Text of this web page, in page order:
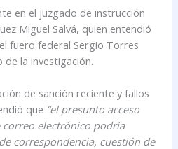
en el juzgado de instrucción
Miguel Salvá, quien entendió
fuero federal Sergio Torres
de la investigación.
de sanción reciente y fallos
que “el presunto acceso
electrónico podría
correspondencia, cuestión de